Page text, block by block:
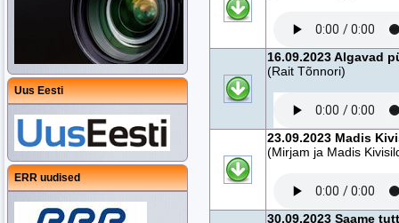
Uus Eesti
ERR uudised
16.09.2023 Algavad
(Rait Tõnnori)
23.09.2023 Madis
(Mirjam ja Madis
30.09.2023 Saame